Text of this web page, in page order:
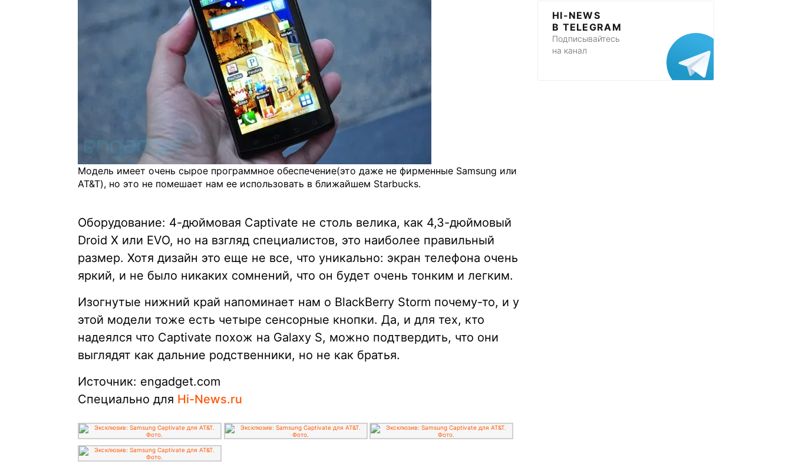
Модель имеет очень сырое программное обеспечение(это даже не фирменные Samsung или
AT&T), но это не помешает нам ее использовать в ближайшем Starbucks.
Оборудование: 4-дюймовая Captivate не столь велика, как 4,3-дюймовый
Droid X или EVO, но на взгляд специалистов, это наиболее правильный
размер. Хотя дизайн это еще не все, что уникально: экран телефона очень
яркий, и не было никаких сомнений, что он будет очень тонким и легким.
Изогнутые нижний край напоминает нам о BlackBerry Storm почему-то, и у
этой модели тоже есть четыре сенсорные кнопки. Да, и для тех, кто
надеялся что Captivate похож на Galaxy S, можно подтвердить, что они
выглядят как дальние родственники, но не как братья.
Источник: engadget.com
Специально для Hi-News.ru
HI-NEWS
В TELEGRAM
Подписывайтесь
на канал